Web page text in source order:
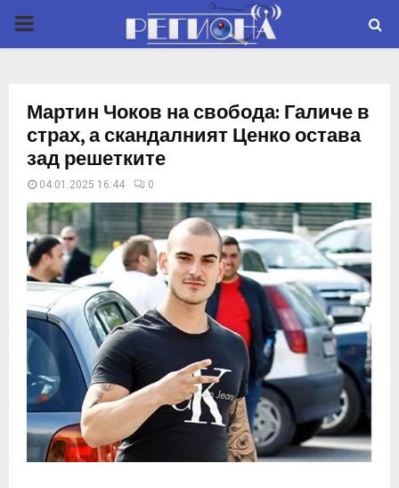
P
M
A
R
Y
M
E
N
Мартин Чоков на свобода: Галиче в
страх, а скандалният Ценко остава
зад решетките
04.01.2025 16:44 0